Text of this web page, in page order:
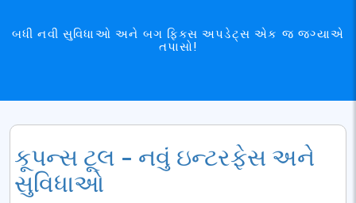
બધી નવી સુવિધાઓ અને બગ ફિક્સ અપડેટ્સ એક જ જગ્યાએ
તપાસો!
કૂપન્સ ટૂલ - નવું ઇન્ટરફેસ અને
સુવિધાઓ